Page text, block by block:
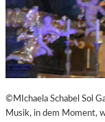
©MIchaela Schabel Sol
Musik, in dem Moment,